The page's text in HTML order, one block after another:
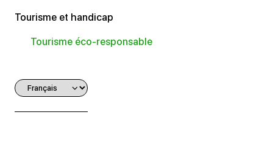
Tourisme et handicap
Tourisme éco-responsable